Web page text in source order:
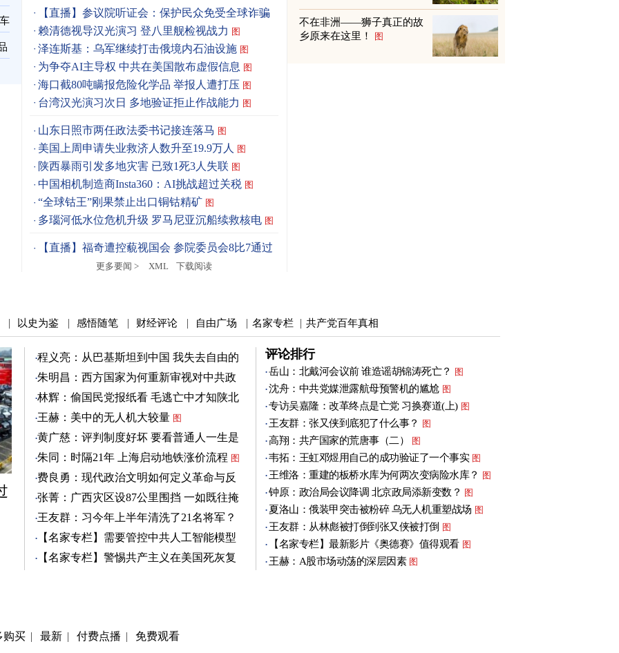
【直播】参议院听证会：保护民众免受全球诈骗
赖清德视导汉光演习 登八里舰检视战力 图
泽连斯基：乌军继续打击俄境内石油设施 图
为争夺AI主导权 中共在美国散布虚假信息 图
海口截80吨瞒报危险化学品 举报人遭打压 图
台湾汉光演习次日 多地验证拒止作战能力 图
山东日照市两任政法委书记接连落马 图
美国上周申请失业救济人数升至19.9万人 图
陕西暴雨引发多地灾害 已致1死3人失联 图
中国相机制造商Insta360：AI挑战超过关税 图
“全球钴王”刚果禁止出口铜钴精矿 图
多瑙河低水位危机升级 罗马尼亚沉船续救核电 图
【直播】福奇遭控藐视国会 参院委员会8比7通过
更多要闻 > XML 下载阅读
不在非洲——狮子真正的故
乡原来在这里！
图
| 以史为鉴 | 感悟随笔 | 财经评论 | 自由广场 | 名家专栏 | 共产党百年真相
程义亮：从巴基斯坦到中国 我失去自由的
两年
朱明昌：西方国家为何重新审视对中共政
策？
图
林辉：偷国民党报纸看 毛逃亡中才知陕北
有刘志丹 图
王赫：美中的无人机大较量 图
黄广慈：评判制度好坏 要看普通人一生是
否安稳
图
朱同：时隔21年 上海启动地铁涨价流程 图
费良勇：现代政治文明如何定义革命与反
革命
图
张菁：广西灾区设87公里围挡 一如既往掩
盖真相 图
王友群：习今年上半年清洗了21名将军？
图
【名家专栏】需要管控中共人工智能模型
图
【名家专栏】警惕共产主义在美国死灰复
评论排行
岳山：北戴河会议前 谁造谣胡锦涛死亡？ 图
沈舟：中共党媒泄露航母预警机的尴尬 图
专访吴嘉隆：改革终点是亡党 习换赛道(上) 图
王友群：张又侠到底犯了什么事？ 图
高翔：共产国家的荒唐事（二） 图
韦拓：王虹邓煜用自己的成功验证了一个事实 图
王维洛：重建的板桥水库为何两次变病险水库？ 图
钟原：政治局会议降调 北京政局添新变数？ 图
夏洛山：俄装甲突击被粉碎 乌无人机重塑战场 图
王友群：从林彪被打倒到张又侠被打倒 图
【名家专栏】最新影片《奥德赛》值得观看 图
王赫：A股市场动荡的深层因素 图
购买 | 最新 | 付费点播 | 免费观看